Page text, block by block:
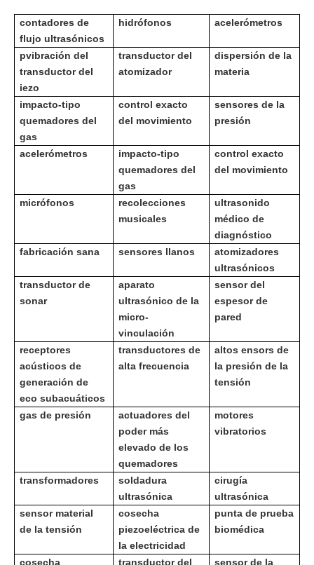
contadores de
flujo ultrasónicos
hidrófonos acelerómetros
pvibración del
transductor del
iezo
transductor del
atomizador
dispersión de la
materia
impacto-tipo
quemadores del
gas
control exacto
del movimiento
sensores de la
presión
acelerómetros
impacto-tipo
quemadores del
gas
control exacto
del movimiento
micrófonos
recolecciones
musicales
ultrasonido
médico de
diagnóstico
fabricación sana
sensores llanos
atomizadores
ultrasónicos
transductor de
sonar
aparato
ultrasónico de la
micro-
vinculación
sensor del
espesor de
pared
receptores
acústicos de
generación de
eco subacuáticos
transductores de
alta frecuencia
altos ensors de
la presión de la
tensión
gas de presión
actuadores del
poder más
elevado de los
quemadores
motores
vibratorios
transformadores
soldadura
ultrasónica
cirugía
ultrasónica
sensor material
de la tensión
cosecha
piezoeléctrica de
la electricidad
punta de prueba
biomédica
cosecha transductor del sensor de la